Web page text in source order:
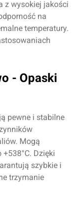
z wysokiej jakości
na
temperatury.
- Opaski
pewne i stabilne
Mogą
Dzięki
szybkie i
trzymanie